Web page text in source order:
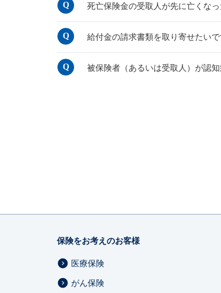
死亡保険金の受取人が先に亡くな
給付金の請求書類を取り寄せたい
被保険者（あるいは受取人）が認
保険をお考えのお客様
医療保険
がん保険